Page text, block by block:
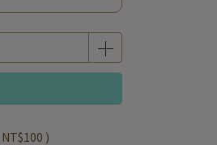
NT$100 )